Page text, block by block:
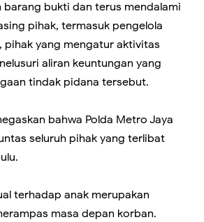
barang bukti dan terus mendalami
pihak, termasuk pengelola
yang mengatur aktivitas
aliran keuntungan yang
tindak pidana tersebut.
bahwa Polda Metro Jaya
seluruh pihak yang terlibat
terhadap anak merupakan
masa depan korban.